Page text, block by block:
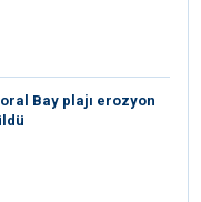
Bay plajı erozyon